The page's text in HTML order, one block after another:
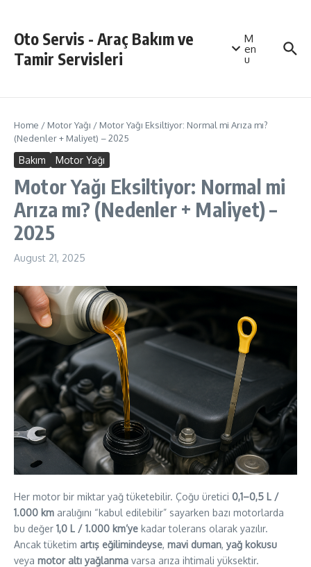
Oto Servis - Araç Bakım ve
Tamir Servisleri
M
en
u
Home / Motor Yağı / Motor Yağı Eksiltiyor: Normal mi Arıza mı?
(Nedenler + Maliyet) – 2025
Bakım Motor Yağı
Motor Yağı Eksiltiyor: Normal mi
Arıza mı? (Nedenler + Maliyet) –
2025
August 21, 2025
Her motor bir miktar yağ tüketebilir. Çoğu üretici 0,1–0,5 L /
1.000 km aralığını “kabul edilebilir” sayarken bazı motorlarda
bu değer 1,0 L / 1.000 km’ye kadar tolerans olarak yazılır.
Ancak tüketim artış eğilimindeyse, mavi duman, yağ kokusu
veya motor altı yağlanma varsa arıza ihtimali yüksektir.